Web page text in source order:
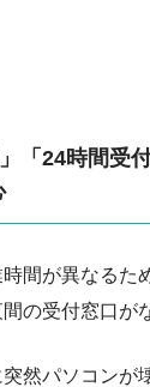
」「24時間受
間が異なるた
の受付窓口が
然パソコンが